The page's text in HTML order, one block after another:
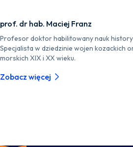
prof. dr hab. Maciej Franz
Profesor doktor habilitowany nauk
Specjalista w dziedzinie wojen kozackich
morskich XIX i XX wieku.
Zobacz więcej